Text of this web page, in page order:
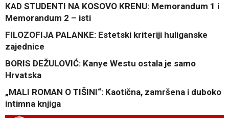
KAD STUDENTI NA KOSOVO KRENU: Memorandum 1 i
Memorandum 2 – isti
FILOZOFIJA PALANKE: Estetski kriteriji huliganske
zajednice
BORIS DEŽULOVIĆ: Kanye Westu ostala je samo
Hrvatska
„MALI ROMAN O TIŠINI“: Kaotična, zamršena i duboko
intimna knjiga